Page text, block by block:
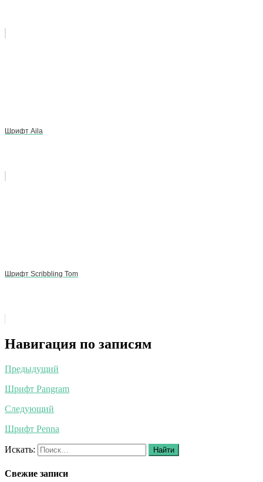
Шрифт Aila
Шрифт Scribbling Tom
Навигация по записям
Предыдущий
Шрифт Pangram
Следующий
Шрифт Penna
Искать: Найти
Свежие записи